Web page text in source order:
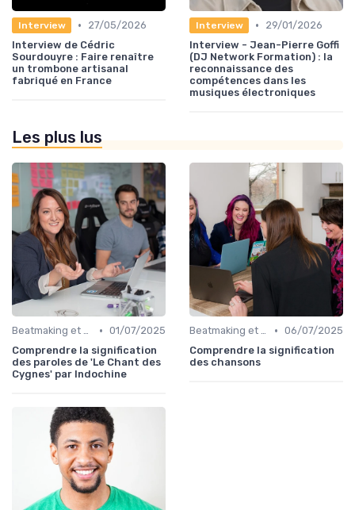
Interview •
27/05/2026
Interview de Cédric
Sourdouyre : Faire renaître
un trombone artisanal
fabriqué en France
Interview •
29/01/2026
Interview - Jean-Pierre Goffi
(DJ Network Formation) : la
reconnaissance des
compétences dans les
musiques électroniques
Les plus lus
Beatmaking et composition • 01/07/2025
Comprendre la signification
des paroles de 'Le Chant des
Cygnes' par Indochine
Beatmaking et composition • 06/07/2025
Comprendre la signification
des chansons